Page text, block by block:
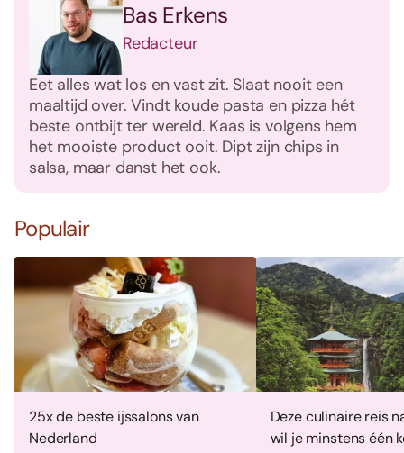
Bas Erkens
Redacteur
Eet alles wat los en vast zit. Slaat nooit een
maaltijd over. Vindt koude pasta en pizza hét
beste ontbijt ter wereld. Kaas is volgens hem
het mooiste product ooit. Dipt zijn chips in
salsa, maar danst het ook.
Populair
25x de beste ijssalons van
Nederland
Deze culinaire reis
wil je minstens één